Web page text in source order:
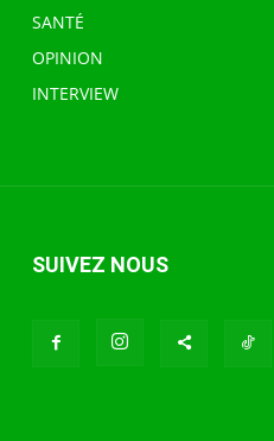
SANTÉ
OPINION
INTERVIEW
SUIVEZ NOUS